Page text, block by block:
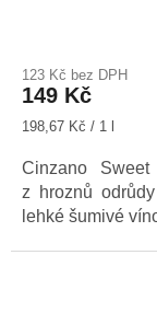
produktu
je
5,0
5
hvězdiček.
123 Kč bez DPH
149 Kč
Měrná
198,67 Kč / 1 l
Cinzano
z hroznů
lehké šumivé